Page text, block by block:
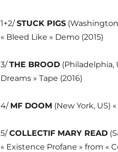
1+2/STUCK PIGS(Washington
« Bleed Like » Demo (2015)
3/THE BROOD(Philadelphia,
Dreams » Tape (2016)
4/ MF DOOM (New York, US)
5/COLLECTIF MARY READ
« Existence Profane » from «